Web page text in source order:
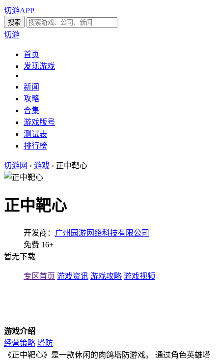
切游APP
切游
首页
发现游戏
新闻
攻略
合集
游戏版号
测试表
排行榜
切游网 › 游戏 › 正中靶心
正中靶心
开发商： 广州园游网络科技有限公司
免费 16+
暂无下载
专区首页 游戏资讯 游戏攻略 游戏视频
游戏介绍
经营策略 塔防
《正中靶心》是一款休闲的肉鸽塔防游戏。 通过角色英雄塔